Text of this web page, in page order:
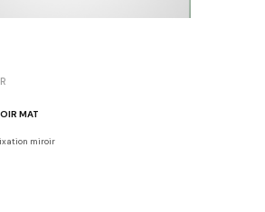
MAT
miroir